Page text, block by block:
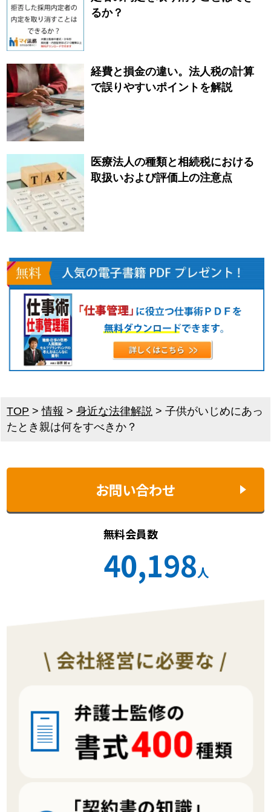
るか？
経費と損金の違い。法人税の計算
で誤りやすいポイントを解説
医療法人の種類と相続税における
取扱いおよび評価上の注意点
TOP >情報 >身近な法律解説 >子供がいじめにあっ
たとき親は何をすべきか？
お問い合わせ
無料会員数
40,198人